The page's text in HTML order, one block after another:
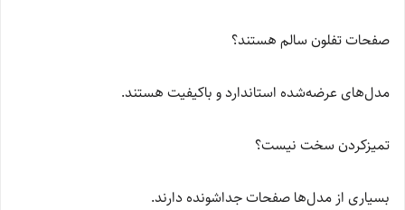
صفحات تفلون سالم هستند؟
مدل‌های عرضه‌شده استاندارد و باکیفیت هستند.
تمیزکردن سخت نیست؟
بسیاری از مدل‌ها صفحات جداشونده دارند.